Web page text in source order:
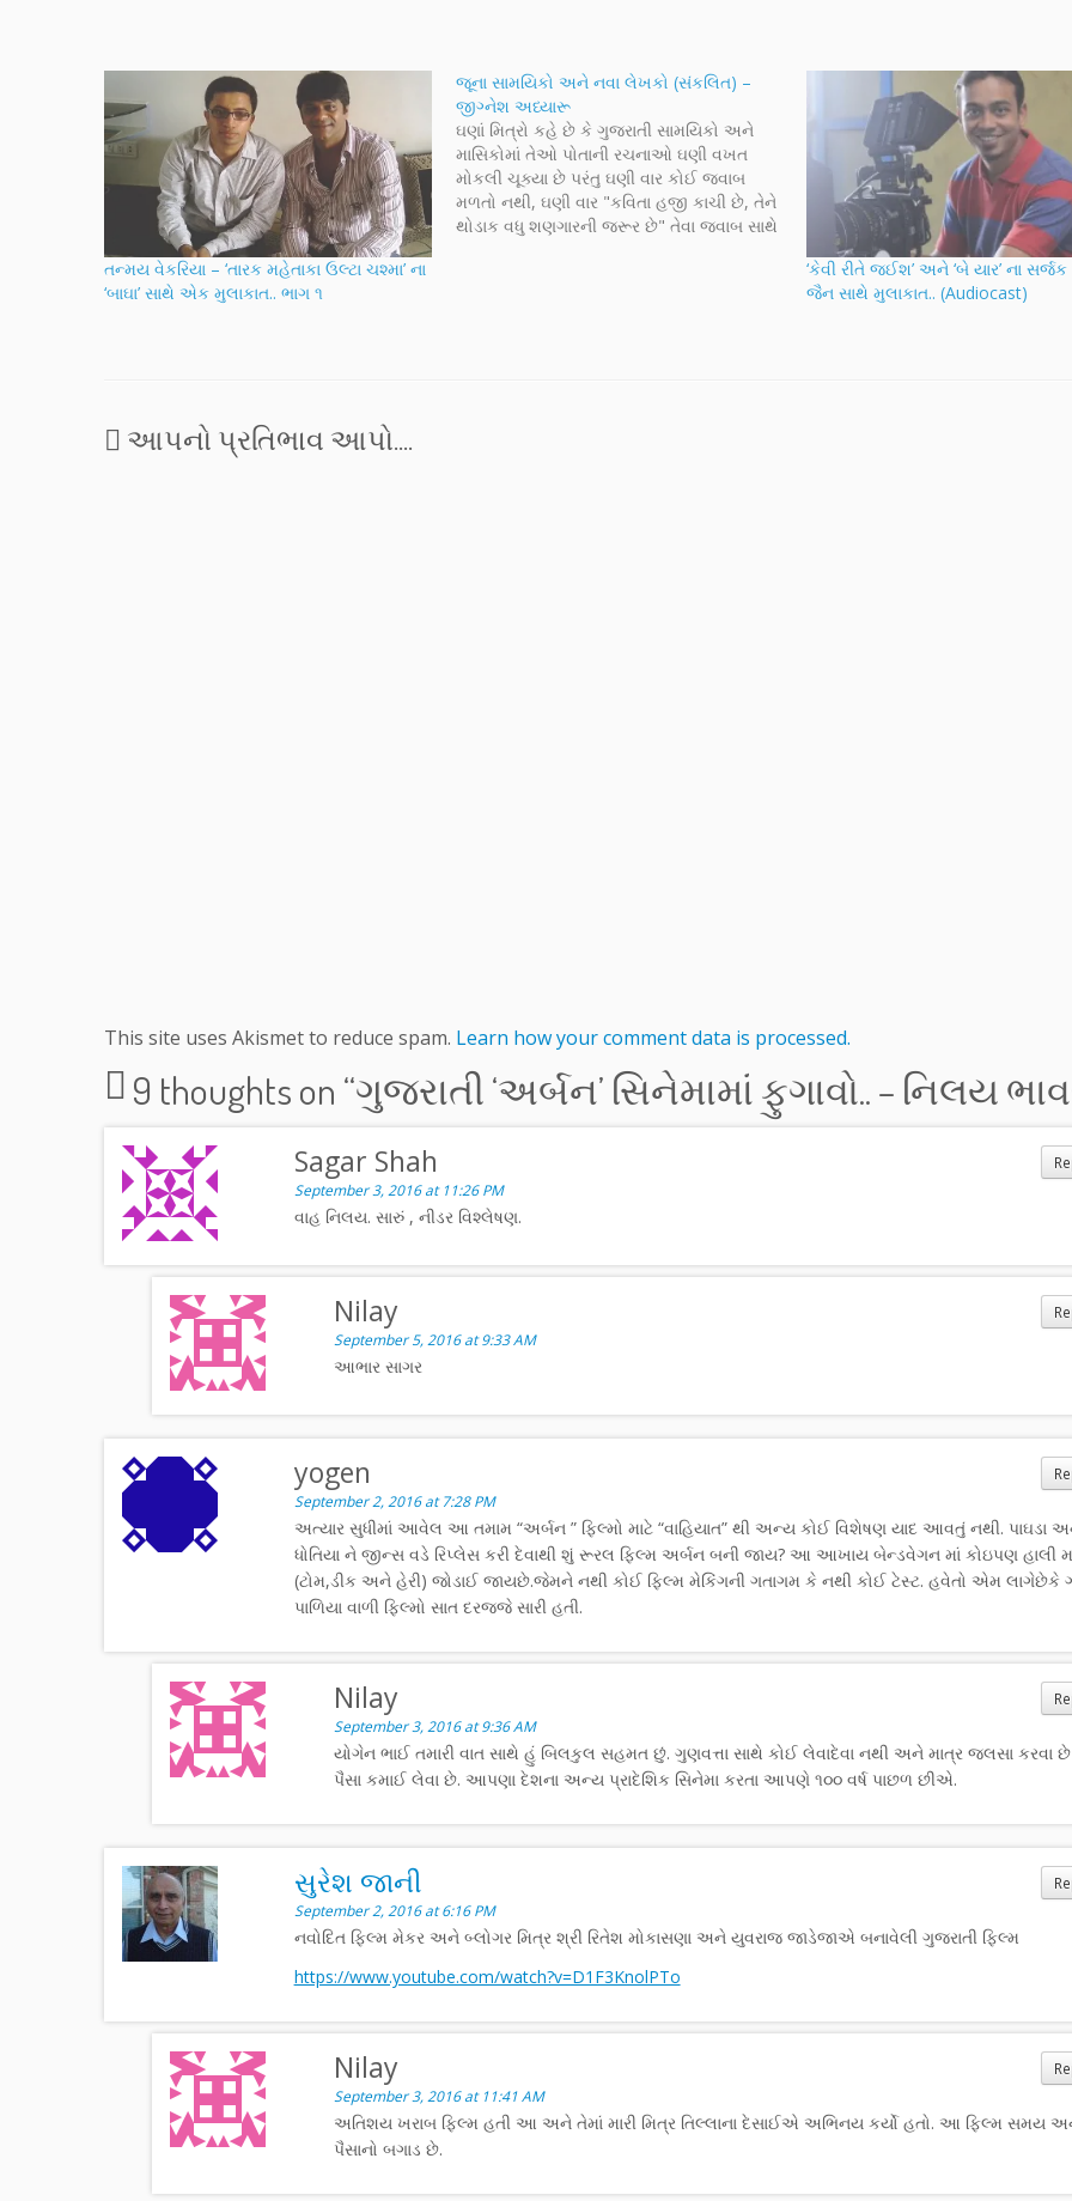
તન્મય વેકરિયા – ‘તારક મહેતાકા ઉલ્ટા ચશ્મા’ ના
‘બાઘા’ સાથે એક મુલાકાત.. ભાગ ૧
જૂના સામયિકો અને નવા લેખકો (સંકલિત) –
જીગ્નેશ અધ્યારૂ
ઘણાં મિત્રો કહે છે કે ગુજરાતી સામયિકો અને
માસિકોમાં તેઓ પોતાની રચનાઓ ઘણી વખત
મોકલી ચૂક્યા છે પરંતુ ઘણી વાર કોઈ જવાબ
મળતો નથી, ઘણી વાર "કવિતા હજી કાચી છે, તેને
થોડાક વધુ શણગારની જરૂર છે" તેવા જવાબ સાથે
‘કેવી રીતે જઈશ’ અને ‘બે યાર’ ના
જૈન સાથે મુલાકાત.. (Audiocast)
આપનો પ્રતિભાવ આપો....
This site uses Akismet to reduce spam. Learn how your comment data is processed.
9 thoughts on “ગુજરાતી ‘અર્બન’ સિનેમામાં ફુગાવો.. – નિલય
Sagar Shah
September 3, 2016 at 11:26 PM
વાહ નિલય. સારું , નીડર વિશ્લેષણ.
Nilay
September 5, 2016 at 9:33 AM
આભાર સાગર
yogen
September 2, 2016 at 7:28 PM
અત્યાર સુધીમાં આવેલ આ તમામ “અર્બન ” ફિલ્મો માટે “વાહિયાત” થી અન્ય કોઈ વિશેષણ યાદ આવતું નથી. પાઘડા
ધોતિયા ને જીન્સ વડે રિપ્લેસ કરી દેવાથી શું રૂરલ ફિલ્મ અર્બન બની જાય? આ આખાય બેન્ડવેગન માં કોઇપણ હાલી
(ટોમ,ડીક અને હેરી) જોડાઈ જાયછે.જેમને નથી કોઈ ફિલ્મ મેકિંગની ગતાગમ કે નથી કોઈ ટેસ્ટ. હવેતો એમ લાગેછેકે
પાળિયા વાળી ફિલ્મો સાત દરજ્જે સારી હતી.
Nilay
September 3, 2016 at 9:36 AM
યોગેન ભાઈ તમારી વાત સાથે હું બિલકુલ સહમત છું. ગુણવત્તા સાથે કોઈ લેવાદેવા નથી અને માત્ર જલસા કરવા
પૈસા કમાઈ લેવા છે. આપણા દેશના અન્ય પ્રાદેશિક સિનેમા કરતા આપણે ૧૦૦ વર્ષ પાછળ છીએ.
સુરેશ જાની
September 2, 2016 at 6:16 PM
નવોદિત ફિલ્મ મેકર અને બ્લોગર મિત્ર શ્રી રિતેશ મોકાસણા અને યુવરાજ જાડેજાએ બનાવેલી ગુજરાતી ફિલ્મ
https://www.youtube.com/watch?v=D1F3KnolPTo
Nilay
September 3, 2016 at 11:41 AM
અતિશય ખરાબ ફિલ્મ હતી આ અને તેમાં મારી મિત્ર તિલ્લાના દેસાઈએ અભિનય કર્યો હતો. આ ફિલ્મ સમય
પૈસાનો બગાડ છે.